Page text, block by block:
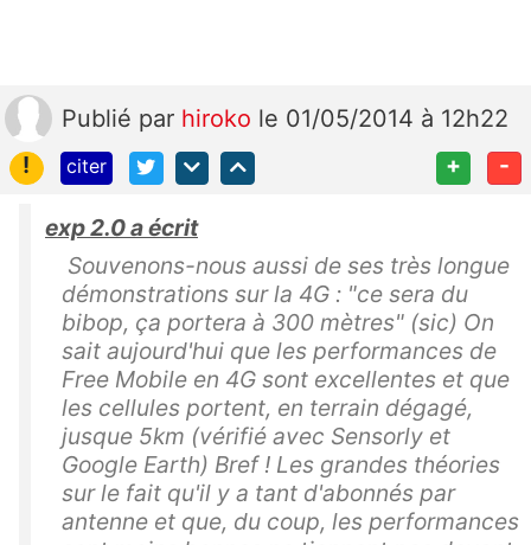
Publié par hiroko le 01/05/2014 à 12h22
!
citer + -
exp 2.0 a écrit
Souvenons-nous aussi de ses très longue
démonstrations sur la 4G : "ce sera du
bibop, ça portera à 300 mètres" (sic) On
sait aujourd'hui que les performances de
Free Mobile en 4G sont excellentes et que
les cellules portent, en terrain dégagé,
jusque 5km (vérifié avec Sensorly et
Google Earth) Bref ! Les grandes théories
sur le fait qu'il y a tant d'abonnés par
antenne et que, du coup, les performances